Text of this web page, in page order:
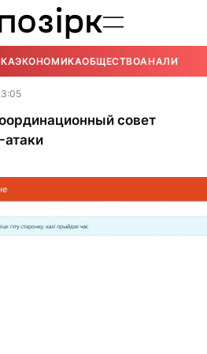
ЭКОНОМИКАОБЩЕСТВОАНАЛИТИКА
совет
атаки